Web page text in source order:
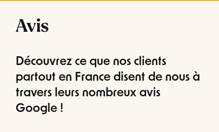
Avis
Découvrez ce que nos clients
partout en France disent de nous à
travers leurs nombreux avis
Google !